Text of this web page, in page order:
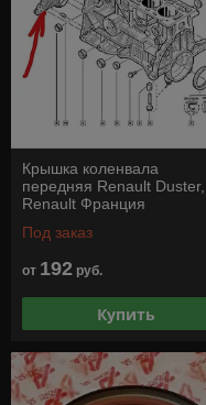
Крышка коленвала
передняя Renault Duster,
Renault Франция
Под заказ
от 192 руб.
Купить